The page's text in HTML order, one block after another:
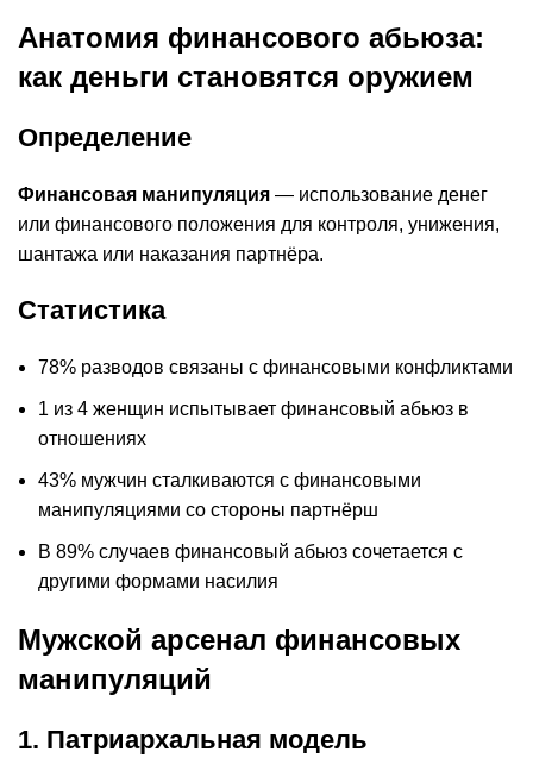
Анатомия финансового абьюза:
как деньги становятся оружием
Определение
Финансовая манипуляция — использование денег
или финансового положения для контроля, унижения,
шантажа или наказания партнёра.
Статистика
78% разводов связаны с финансовыми конфликтами
1 из 4 женщин испытывает финансовый абьюз в
отношениях
43% мужчин сталкиваются с финансовыми
манипуляциями со стороны партнёрш
В 89% случаев финансовый абьюз сочетается с
другими формами насилия
Мужской арсенал финансовых
манипуляций
1. Патриархальная модель